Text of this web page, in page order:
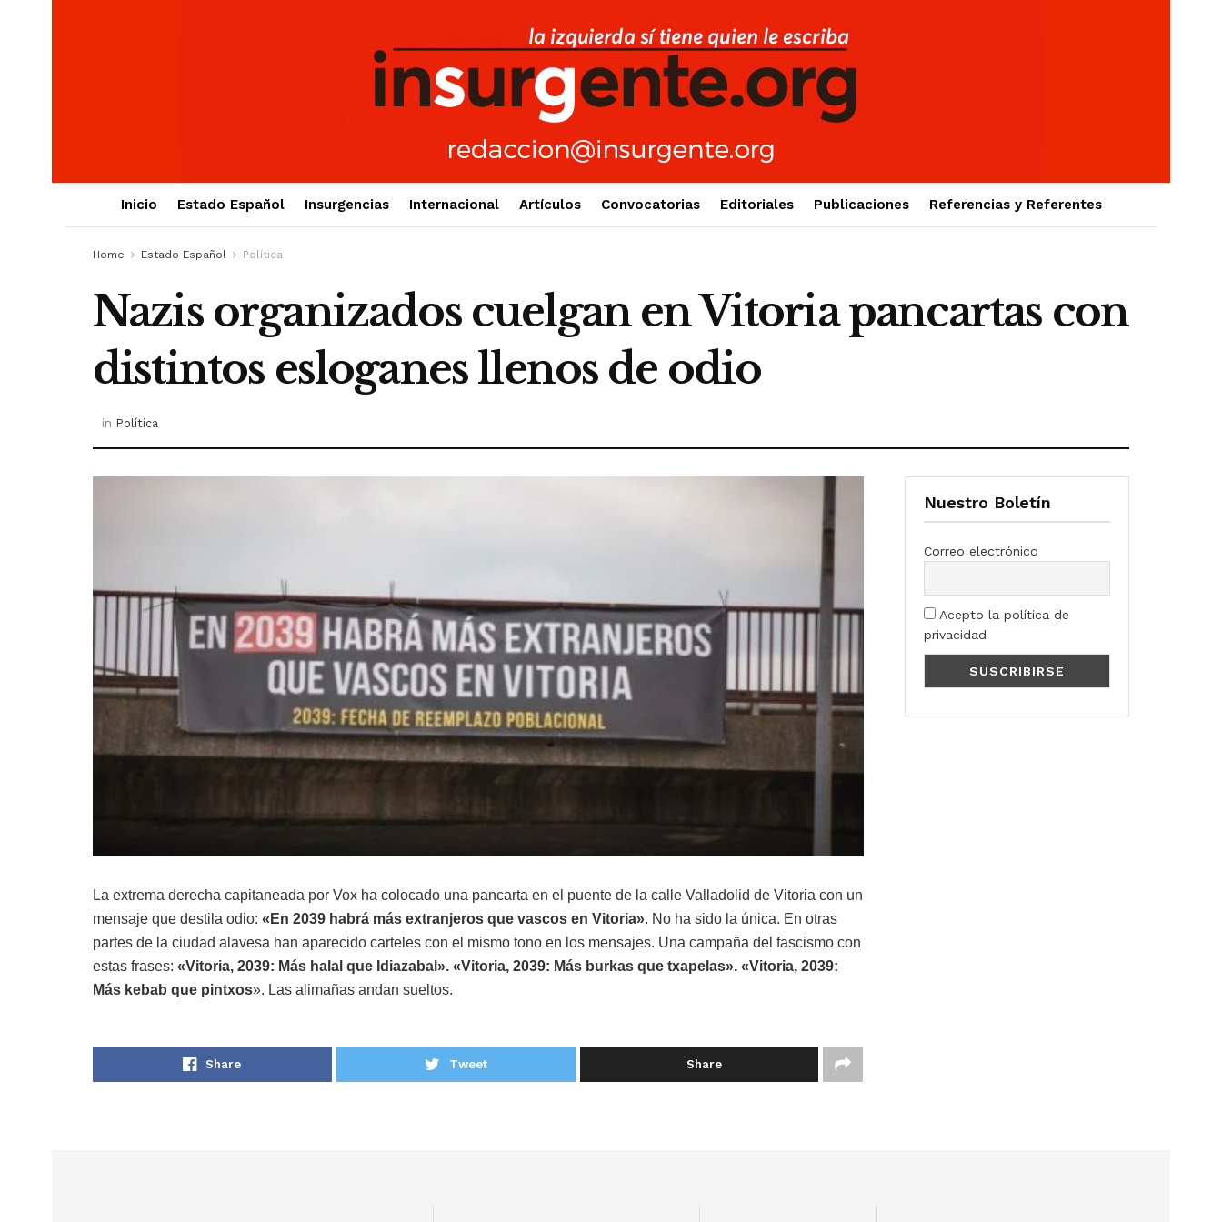
Inicio Estado Español Insurgencias Internacional Artículos Convocatorias Editoriales Publicaciones Referencias y Referentes
Home Estado Español Política
Nazis organizados cuelgan en Vitoria pancartas con
distintos esloganes llenos de odio
in Política
La extrema derecha capitaneada por Vox ha colocado una pancarta en el puente de la calle Valladolid de Vitoria con un
mensaje que destila odio: «En 2039 habrá más extranjeros que vascos en Vitoria». No ha sido la única. En otras
partes de la ciudad alavesa han aparecido carteles con el mismo tono en los mensajes. Una campaña del fascismo con
estas frases: «Vitoria, 2039: Más halal que Idiazabal». «Vitoria, 2039: Más burkas que txapelas». «Vitoria, 2039:
Más kebab que pintxos». Las alimañas andan sueltos.
Share Tweet Share
Nuestro Boletín
Correo electrónico
Acepto la política de
privacidad